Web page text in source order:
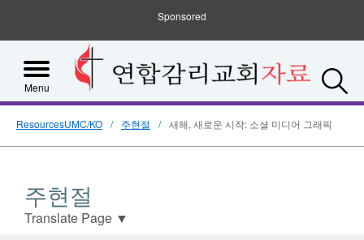
Sponsored
Menu
ResourcesUMC/KO 주현절 새해, 새로운 시작: 소셜 미디어 그래픽
주현절
Translate Page ▼